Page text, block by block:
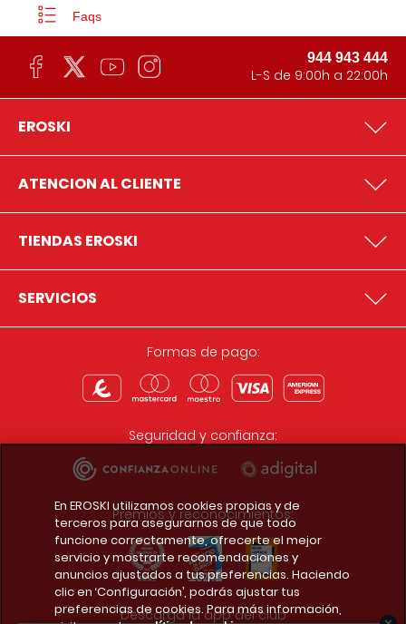
Faqs
944 943 444
L-S de 9:00h a 22:00h
EROSKI
ATENCION AL CLIENTE
TIENDAS EROSKI
SERVICIOS
Formas de pago:
Seguridad y confianza:
Premios y reconocimientos:
Descarga la app del club
En EROSKI utilizamos cookies propias y de
terceros para asegurarnos de que todo
funcione correctamente, ofrecerte el mejor
servicio y mostrarte recomendaciones y
anuncios ajustados a tus preferencias. Haciendo
clic en ‘Configuración’, podrás ajustar tus
preferencias de cookies. Para más información,